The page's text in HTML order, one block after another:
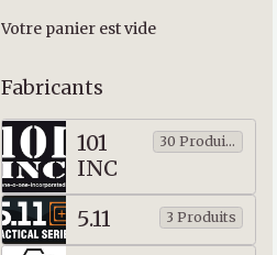
Votre panier est vide
Fabricants
101
INC
30 Produits
5.11 3 Produits